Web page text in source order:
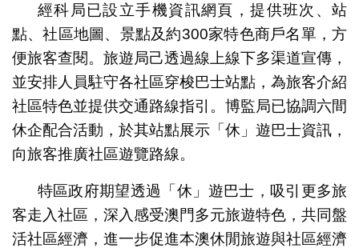
經科局已設立手機資訊網頁，提供班次、站
點、社區地圖、景點及約300家特色商戶名單，方
便旅客查閱。旅遊局己透過線上線下多渠道宣傳，
並安排人員駐守各社區穿梭巴士站點，為旅客介紹
社區特色並提供交通路線指引。博監局已協調六間
休企配合活動，於其站點展示「休」遊巴士資訊，
向旅客推廣社區遊覽路線。
特區政府期望透過「休」遊巴士，吸引更多旅
客走入社區，深入感受澳門多元旅遊特色，共同盤
活社區經濟，進一步促進本澳休閒旅遊與社區經濟